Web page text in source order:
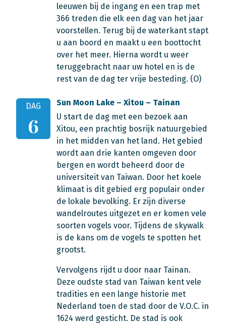
leeuwen bij de ingang en een trap met
366 treden die elk een dag van het jaar
voorstellen. Terug bij de waterkant stapt
u aan boord en maakt u een boottocht
over het meer. Hierna wordt u weer
teruggebracht naar uw hotel en is de
rest van de dag ter vrije besteding. (O)
DAG
6
Sun Moon Lake – Xitou – Tainan
U start de dag met een bezoek aan
Xitou, een prachtig bosrijk natuurgebied
in het midden van het land. Het gebied
wordt aan drie kanten omgeven door
bergen en wordt beheerd door de
universiteit van Taiwan. Door het koele
klimaat is dit gebied erg populair onder
de lokale bevolking. Er zijn diverse
wandelroutes uitgezet en er komen vele
soorten vogels voor. Tijdens de skywalk
is de kans om de vogels te spotten het
grootst.
Vervolgens rijdt u door naar Tainan.
Deze oudste stad van Taiwan kent vele
tradities en een lange historie met
Nederland toen de stad door de V.O.C. in
1624 werd gesticht. De stad is ook